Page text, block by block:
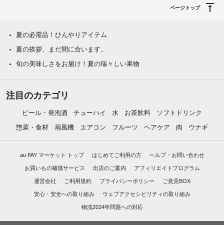
ページトップ
夏の必需品！ひんやりアイテム
夏の挨拶、まだ間に合います。
旬の美味しさをお届け！夏の瑞々しい果物
注目のカテゴリ
ビール・発泡酒 チューハイ 水 お茶飲料
ソフトドリンク
惣菜・食材
扇風機 エアコン フルーツ ヘアケア 肉 ウナギ
au PAY マーケット トップ はじめてご利用の方 ヘルプ・お問い合わせ
お買いもの補償サービス 出店のご案内 アフィリエイトプログラム
運営会社 ご利用規約 プライバシーポリシー ご意見BOX
安心・安全への取り組み ウェブアクセシビリティの取り組み
物流2024年問題への対応